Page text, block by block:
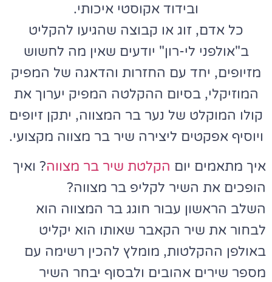
ובידוד אקוסטי איכותי.
כל אדם, זוג או קבוצה שהגיעו להקליט
ב"אולפני לי-רון" יודעים שאין מה לחשוש
מזיופים, יחד עם החזרות והדאגה של המפיק
המוזיקלי, בסיום ההקלטה המפיק יערוך את
קולו המוקלט של נער בר המצווה, יתקן זיופים
ויוסיף אפקטים ליצירה שיר בר מצווה מקצועי.
איך מתאמים יום הקלטת שיר בר מצווה? ואיך
הופכים את השיר לקליפ בר מצווה?
השלב הראשון עבור חוגג בר המצווה הוא
לבחור את שיר הקאבר שאותו הוא יקליט
באולפן ההקלטות, מומלץ להכין רשימה עם
מספר שירים אהובים ולבסוף יבחר השיר